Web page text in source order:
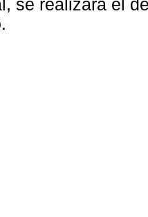
se realizará el